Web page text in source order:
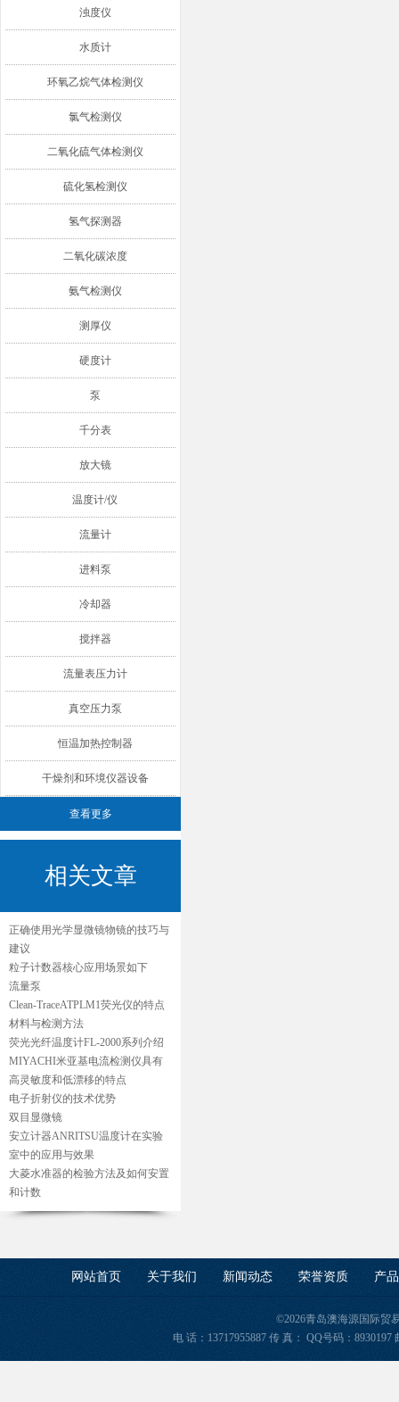
浊度仪
水质计
环氧乙烷气体检测仪
氯气检测仪
二氧化硫气体检测仪
硫化氢检测仪
氢气探测器
二氧化碳浓度
氨气检测仪
测厚仪
硬度计
泵
千分表
放大镜
温度计/仪
流量计
进料泵
冷却器
搅拌器
流量表压力计
真空压力泵
恒温加热控制器
干燥剂和环境仪器设备
查看更多
相关文章
正确使用光学显微镜物镜的技巧与
建议
粒子计数器核心应用场景如下
流量泵
Clean-TraceATPLM1荧光仪的特点
材料与检测方法
荧光光纤温度计FL-2000系列介绍
MIYACHI米亚基电流检测仪具有
高灵敏度和低漂移的特点
电子折射仪的技术优势
双目显微镜
安立计器ANRITSU温度计在实验
室中的应用与效果
大菱水准器的检验方法及如何安置
和计数
网站首页 关于我们 新闻动态 荣誉资质 产
©2026青岛澳海源国际贸
电 话：13717955887 传 真： QQ号码：